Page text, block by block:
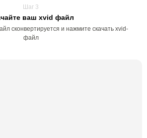
Шаг 3
ваш xvid файл
сконвертируется и нажмите скачать xvid-
файл